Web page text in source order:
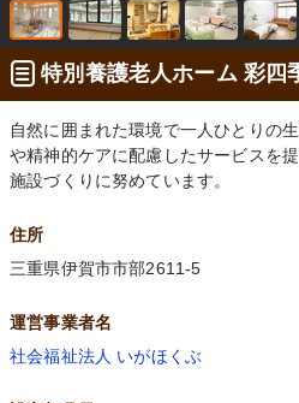
特別養護老人ホーム 彩四
自然に囲まれた環境で一人ひとりの
や精神的ケアに配慮したサービスを
施設づくりに努めています。
住所
三重県伊賀市市部2611-5
運営事業者名
社会福祉法人 いがほくぶ